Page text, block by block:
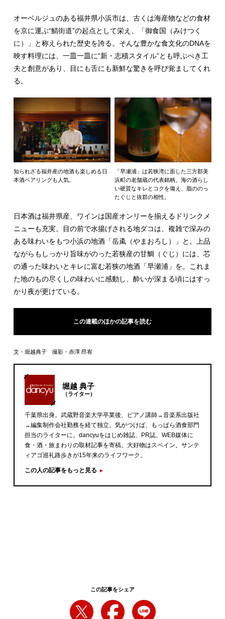
オーベルジュのある福井県小浜市は、古くは海産物などの食材
を京に運ぶ“鯖街道”の起点として栄え、「御食国（みけつく
に）」と称えられた歴史を誇る。そんな豊かな食文化のDNAを
映す料理には、一皿一皿に“新・志積スタイル”とも呼ぶべき工
夫と創意があり、目にも舌にも新鮮な驚きを呼び覚ましてくれ
る。
知られざる福井産の地酒も楽しめる日
本酒ペアリングも人気。
「早瀬浦」は若狭湾に面した三方郡美
浜町の老舗蔵の代表銘柄。海の酒らし
い硬質なキレとコクを備え、脂ののっ
たぐじと抜群の相性。
日本酒は福井県産、ワインは国産オンリーを揃えるドリンクメ
ニューも充実。目の前で水揚げされる地ダコは、複雑で深みの
ある味わいをもつ小浜の地酒「岳颪（やまおろし）」と。上品
ながらもしっかり旨味がのった若狭産の甘鯛（ぐじ）には、芯
の通った味わいとキレに富む若狭の地酒「早瀬浦」を。これま
た地のもの尽くしの味わいに感動し、酔いが深まる頃にはすっ
かり夜が更けている。
この連載のほかの記事を読む
文・堀越典子 撮影・赤澤 昂宥
堀越 典子
（ライター）
千葉県出身。武蔵野音楽大学卒業後、ピアノ講師→音楽系出版社
→編集制作会社勤務を経て独立。気がつけば、もっぱら酒食部門
担当のライターに。dancyuをはじめ雑誌、PR誌、WEB媒体に
食・酒・旅まわりの取材記事を寄稿。大好物はスペイン。サンテ
ィアゴ巡礼路歩きが15年来のライフワーク。
この人の記事をもっと見る
この記事をシェア